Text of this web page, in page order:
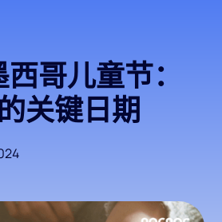
哥儿童节：
关键日期